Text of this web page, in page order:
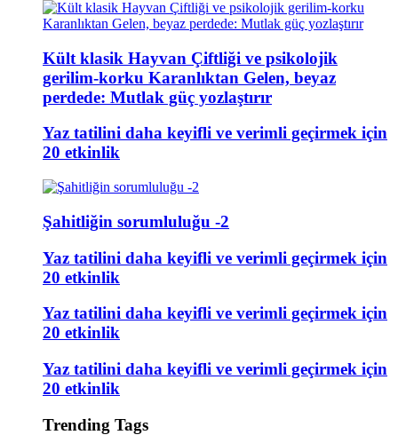
Kült klasik Hayvan Çiftliği ve psikolojik
gerilim-korku Karanlıktan Gelen, beyaz
perdede: Mutlak güç yozlaştırır
Yaz tatilini daha keyifli ve verimli geçirmek için
20 etkinlik
Şahitliğin sorumluluğu -2
Yaz tatilini daha keyifli ve verimli geçirmek için
20 etkinlik
Yaz tatilini daha keyifli ve verimli geçirmek için
20 etkinlik
Yaz tatilini daha keyifli ve verimli geçirmek için
20 etkinlik
Trending Tags